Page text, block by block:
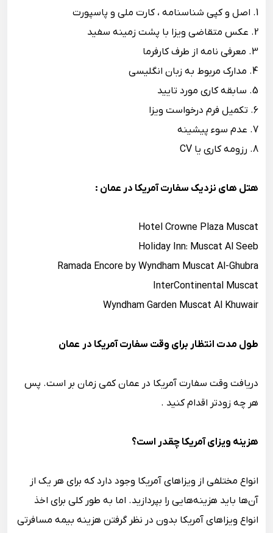
1. اصل و کپی شناسنامه ، کارت ملی و پاسپورت
2. عکس متقاضی ویزا با پشت زمینه سفید
3. معرفی نامه از طرف کارفرما
4. مدارک مربوط به زبان انگلیسی
5. سابقه کاری مورد تایید
6. تکمیل فرم درخواست ویزا
7. عدم سوء پیشینه
8. رزومه کاری یا CV
هتل های نزدیک سفارت آمریکا در عمان :
Hotel Crowne Plaza Muscat
Holiday Inn: Muscat Al Seeb
Ramada Encore by Wyndham Muscat Al-Ghubra
InterContinental Muscat
Wyndham Garden Muscat Al Khuwair
طول مدت انتظار برای وقت سفارت آمریکا در عمان
دریافت وقت سفارت آمریکا در عمان کمی زمان بر است. پس
هر چه زودتر اقدام کنید .
هزینه ویزای آمریکا چقدر است؟
انواع مختلفی از ویزاهای آمریکا وجود دارد که برای هر یک از
آن‌ها باید هزینه‌هایی را بپردازید. اما به طور کلی برای اخذ
انواع ویزاهای آمریکا بدون در نظر گرفتن هزینه بیمه مسافرتی